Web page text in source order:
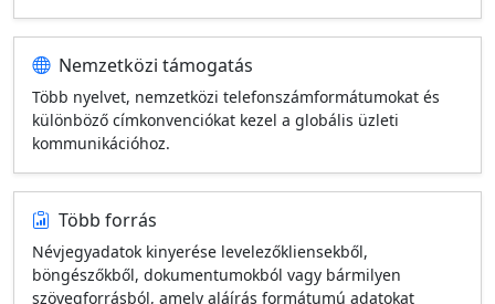
Nemzetközi támogatás
Több nyelvet, nemzetközi telefonszámformátumokat és
különböző címkonvenciókat kezel a globális üzleti
kommunikációhoz.
Több forrás
Névjegyadatok kinyerése levelezőkliensekből,
böngészőkből, dokumentumokból vagy bármilyen
szövegforrásból, amely aláírás formátumú adatokat